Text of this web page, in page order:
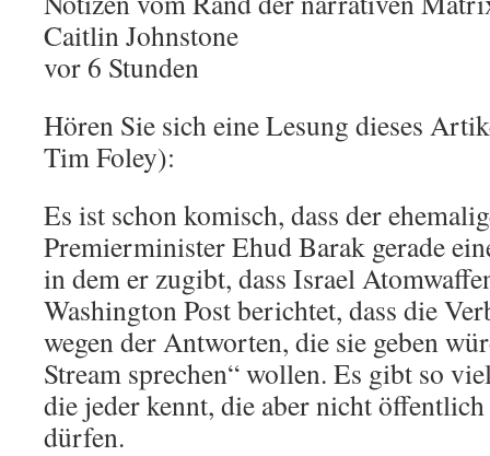
Caitlin Johnstone
vor 6 Stunden
Hören Sie sich eine Lesung dieses
Tim Foley):
Es ist schon komisch, dass der
Premierminister Ehud Barak gerade
in dem er zugibt, dass Israel
Washington Post berichtet, dass die
wegen der Antworten, die sie geben
Stream sprechen“ wollen. Es gibt so
die jeder kennt, die aber nicht öffentlich
dürfen.